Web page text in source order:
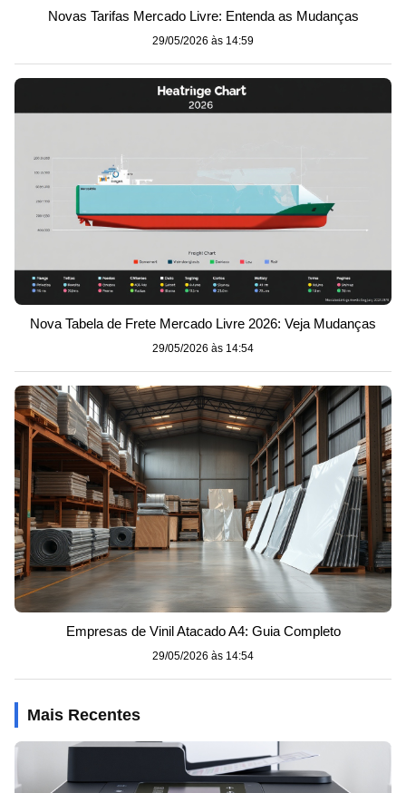
Novas Tarifas Mercado Livre: Entenda as Mudanças
29/05/2026 às 14:59
Nova Tabela de Frete Mercado Livre 2026: Veja Mudanças
29/05/2026 às 14:54
Empresas de Vinil Atacado A4: Guia Completo
29/05/2026 às 14:54
Mais Recentes